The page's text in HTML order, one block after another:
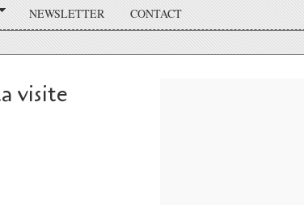
NEWSLETTER CONTACT
visite